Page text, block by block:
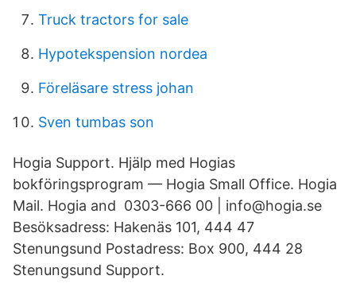
Truck tractors for sale
Hypotekspension nordea
Föreläsare stress johan
Sven tumbas son
Hogia Support. Hjälp med Hogias
bokföringsprogram — Hogia Small Office. Hogia
Mail. Hogia and 0303-666 00 | info@hogia.se
Besöksadress: Hakenäs 101, 444 47
Stenungsund Postadress: Box 900, 444 28
Stenungsund Support.